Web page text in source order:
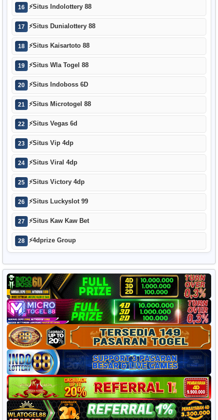
16 ⚡Situs Indolottery 88
17 ⚡Situs Dunialottery 88
18 ⚡Situs Kaisartoto 88
19 ⚡Situs Wla Togel 88
20 ⚡Situs Indoboss 6D
21 ⚡Situs Microtogel 88
22 ⚡Situs Vegas 6d
23 ⚡Situs Vip 4dp
24 ⚡Situs Viral 4dp
25 ⚡Situs Victory 4dp
26 ⚡Situs Luckyslot 99
27 ⚡Situs Kaw Kaw Bet
28 ⚡4dprize Group